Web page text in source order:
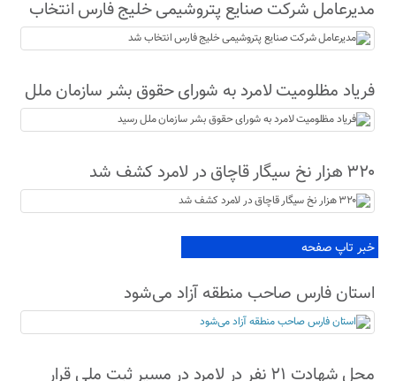
مدیرعامل شرکت صنایع پتروشیمی خلیج فارس انتخاب
شد
فریاد مظلومیت لامرد به شورای حقوق بشر سازمان ملل
رسید
۳۲۰ هزار نخ سیگار قاچاق در لامرد کشف شد
خبر تاپ صفحه
استان فارس صاحب منطقه آزاد می‌شود
محل شهادت ۲۱ نفر در لامرد در مسیر ثبت ملی قرار